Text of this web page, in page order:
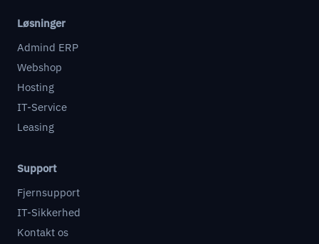
Løsninger
Admind ERP
Webshop
Hosting
IT-Service
Leasing
Support
Fjernsupport
IT-Sikkerhed
Kontakt os